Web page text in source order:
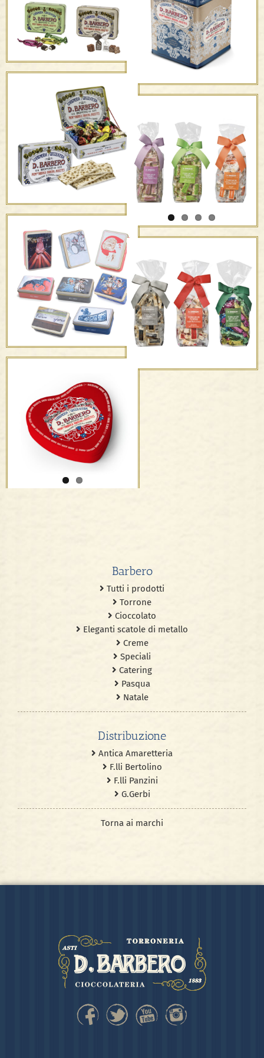
Torroncini Bianchi,
Ricoperti , Praline e
Tartufi misti
Gran misto e Torronfette
in elegante scatola di
metallo
Scatole di metallo –
Edizioni d’artista
San Valentino
Elegante espositore
Torroncini – mandorle,
pistacchi, ricoperti e a
basso contenuto di
zuccheri
Barbero
Tutti i prodotti
Torrone
Cioccolato
Eleganti scatole di metallo
Creme
Speciali
Catering
Pasqua
Natale
Distribuzione
Antica Amaretteria
F.lli Bertolino
F.lli Panzini
G.Gerbi
Torna ai marchi